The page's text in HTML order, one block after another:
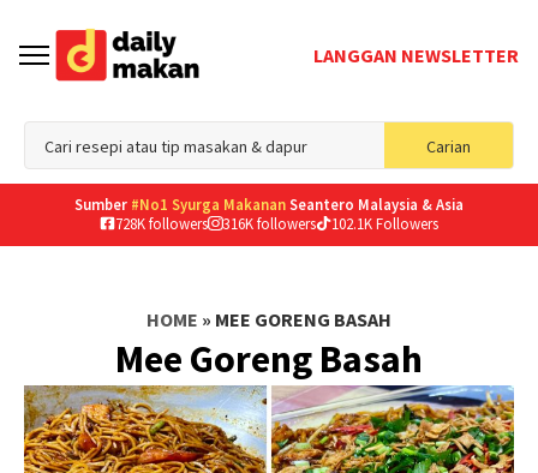
LANGGAN NEWSLETTER
Carian
for:
Sumber #No1 Syurga MakananSeantero Malaysia & Asia
728K followers
316K followers 102.1K Followers
HOME » MEE GORENG BASAH
Mee Goreng Basah